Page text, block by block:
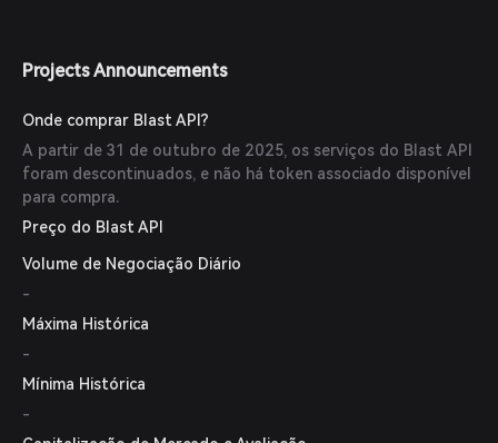
Projects Announcements
Onde comprar Blast API?
A partir de 31 de outubro de 2025, os serviços do Blast API
foram descontinuados, e não há token associado disponível
para compra.
Preço do Blast API
Volume de Negociação Diário
-
Máxima Histórica
-
Mínima Histórica
-